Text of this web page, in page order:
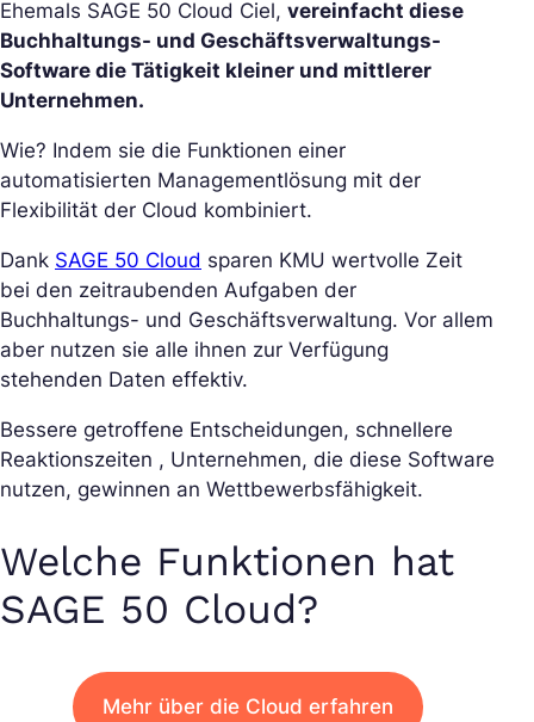
Ehemals SAGE 50 Cloud Ciel, vereinfacht diese
Buchhaltungs- und Geschäftsverwaltungs-
Software die Tätigkeit kleiner und mittlerer
Unternehmen.
Wie? Indem sie die Funktionen einer
automatisierten Managementlösung mit der
Flexibilität der Cloud kombiniert.
Dank SAGE 50 Cloud sparen KMU wertvolle Zeit
bei den zeitraubenden Aufgaben der
Buchhaltungs- und Geschäftsverwaltung. Vor allem
aber nutzen sie alle ihnen zur Verfügung
stehenden Daten effektiv.
Bessere getroffene Entscheidungen, schnellere
Reaktionszeiten , Unternehmen, die diese Software
nutzen, gewinnen an Wettbewerbsfähigkeit.
Welche Funktionen hat
SAGE 50 Cloud?
Mehr über die Cloud erfahren